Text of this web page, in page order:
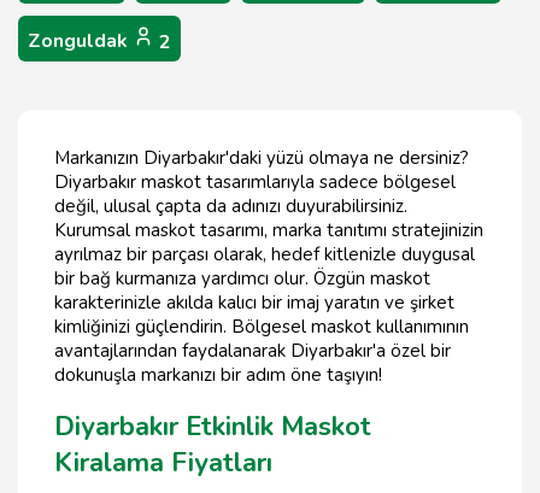
Zonguldak 2
Markanızın Diyarbakır'daki yüzü olmaya ne dersiniz?
Diyarbakır maskot tasarımlarıyla sadece bölgesel
değil, ulusal çapta da adınızı duyurabilirsiniz.
Kurumsal maskot tasarımı, marka tanıtımı stratejinizin
ayrılmaz bir parçası olarak, hedef kitlenizle duygusal
bir bağ kurmanıza yardımcı olur. Özgün maskot
karakterinizle akılda kalıcı bir imaj yaratın ve şirket
kimliğinizi güçlendirin. Bölgesel maskot kullanımının
avantajlarından faydalanarak Diyarbakır'a özel bir
dokunuşla markanızı bir adım öne taşıyın!
Diyarbakır Etkinlik Maskot
Kiralama Fiyatları